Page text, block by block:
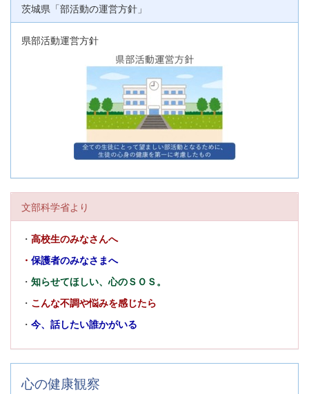
茨城県「部活動の運営方針」
県部活動運営方針
文部科学省より
・ 高校生のみなさんへ
・ 保護者のみなさまへ
・ 知らせてほしい、心のＳＯＳ。
・ こんな不調や悩みを感じたら
・ 今、話したい誰かがいる
心の健康観察